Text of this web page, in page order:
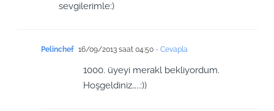
sevgilerimle:)
Pelinchef 16/09/2013 saat 04:50- Cevapla
1000. üyeyi merakl bekliyordum.
Hoşgeldiniz…..:))